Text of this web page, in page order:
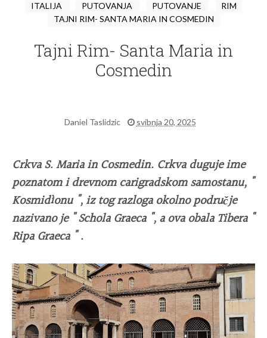
ITALIJA PUTOVANJA PUTOVANJE
RIM
TAJNI RIM- SANTA MARIA IN COSMEDIN
Tajni Rim- Santa Maria in
Cosmedin
Daniel Taslidzic svibnja 20, 2025
Crkva S. Maria in Cosmedin. Crkva duguje ime
poznatom i drevnom carigradskom samostanu, "
Kosmidìonu ", iz tog razloga okolno područje
nazivano je " Schola Graeca ", a ova obala Tibera "
Ripa Graeca " .